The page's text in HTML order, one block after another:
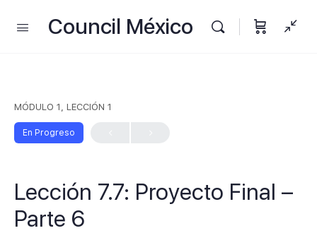
Council México
MÓDULO 1, LECCIÓN 1
En Progreso
Lección 7.7: Proyecto Final –
Parte 6